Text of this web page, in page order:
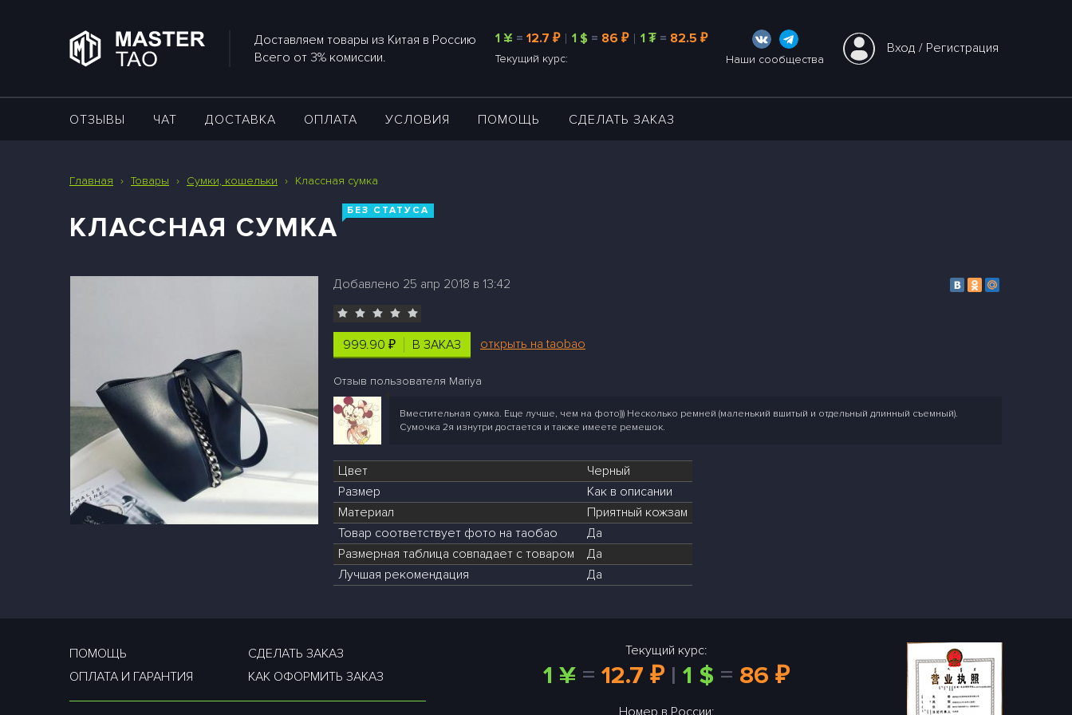
Доставляем товары из Китая в Россию
Всего от 3% комиссии.
1 ¥ = 12.7 ₽ 1 $ = 86 ₽ 1 ₮= 82.5 ₽
Текущий курс: Наши сообщества
Вход / Регистрация
ОТЗЫВЫ ЧАТ ДОСТАВКА ОПЛАТА УСЛОВИЯ ПОМОЩЬ СДЕЛАТЬ ЗАКАЗ
Главная › Товары › Сумки, кошельки › Классная сумка
КЛАССНАЯ СУМКА
БЕЗ СТАТУСА
Добавлено 25 апр 2018 в 13:42
999.90 ₽ В ЗАКАЗ открыть на taobao
Отзыв пользователя Mariya
Вместительная сумка. Еще лучше, чем на фото))) Несколько ремней (маленький вшитый и отдельный длинный съемный).
Сумочка 2я изнутри достается и также имеете ремешок.
Цвет
Черный
Размер
Как в описании
Материал
Приятный кожзам
Товар соответствует фото на таобао
Да
Размерная таблица совпадает с товаром
Да
Лучшая рекомендация
Да
ПОМОЩЬ
ОПЛАТА И ГАРАНТИЯ
СДЕЛАТЬ ЗАКАЗ
КАК ОФОРМИТЬ ЗАКАЗ
Текущий курс:
1 ¥ = 12.7 ₽ | 1 $ = 86 ₽
Номер в России: